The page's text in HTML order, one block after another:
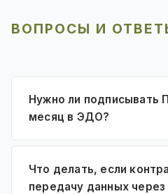
ВОПРОСЫ И
Нужно ли подписывать
месяц в ЭДО?
Что делать, если
передачу данных